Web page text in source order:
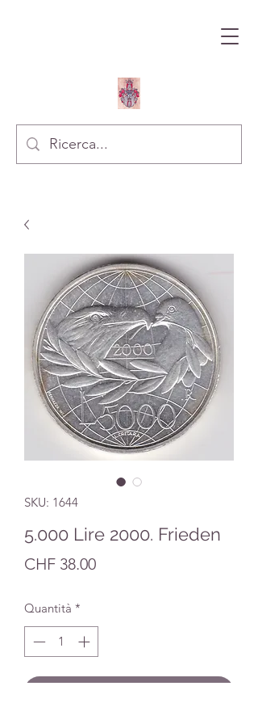
SKU: 1644
5.000 Lire 2000. Frieden
CHF 38.00Prezzo
Quantità *